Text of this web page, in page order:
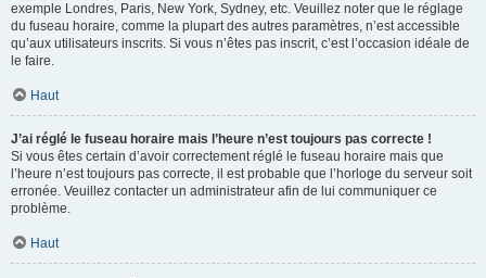
exemple Londres, Paris, New York, Sydney, etc. Veuillez noter que le réglage
du fuseau horaire, comme la plupart des autres paramètres, n’est accessible
qu’aux utilisateurs inscrits. Si vous n’êtes pas inscrit, c’est l’occasion idéale de
le faire.
Haut
J’ai réglé le fuseau horaire mais l’heure n’est toujours pas correcte !
Si vous êtes certain d’avoir correctement réglé le fuseau horaire mais que
l’heure n’est toujours pas correcte, il est probable que l’horloge du serveur soit
erronée. Veuillez contacter un administrateur afin de lui communiquer ce
problème.
Haut